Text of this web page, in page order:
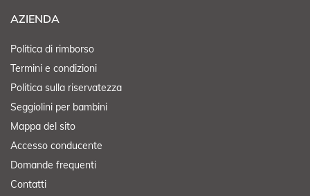
AZIENDA
Politica di rimborso
Termini e condizioni
Politica sulla riservatezza
Seggiolini per bambini
Mappa del sito
Accesso conducente
Domande frequenti
Contatti